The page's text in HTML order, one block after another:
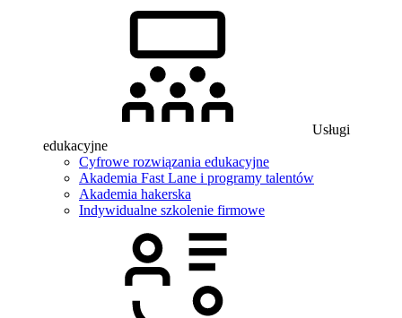
Usługi
edukacyjne
Cyfrowe rozwiązania edukacyjne
Akademia Fast Lane i programy talentów
Akademia hakerska
Indywidualne szkolenie firmowe